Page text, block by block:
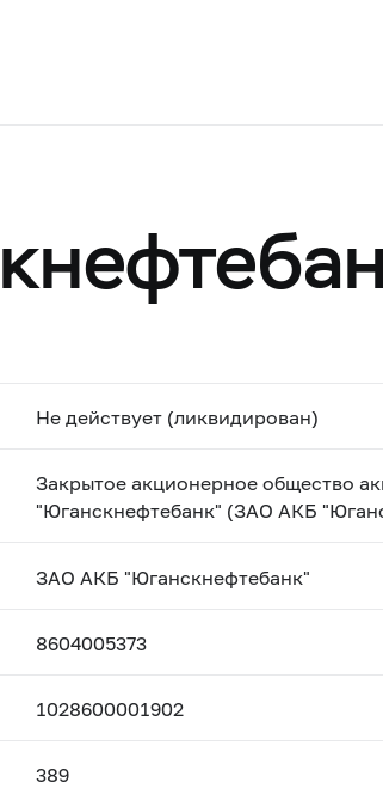
Не действует (ликвидирован)
Закрытое акционерное общество
"Юганскнефтебанк" (ЗАО АКБ
ЗАО АКБ "Юганскнефтебанк"
8604005373
1028600001902
389